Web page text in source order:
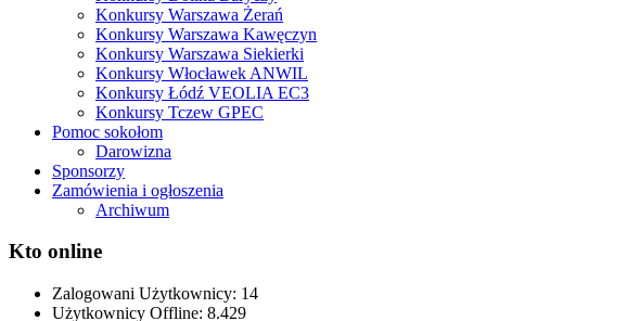
Konkursy Warszawa Żerań
Konkursy Warszawa Kawęczyn
Konkursy Warszawa Siekierki
Konkursy Włocławek ANWIL
Konkursy Łódź VEOLIA EC3
Konkursy Tczew GPEC
Pomoc sokołom
Darowizna
Sponsorzy
Zamówienia i ogłoszenia
Archiwum
Kto online
Zalogowani Użytkownicy: 14
Użytkownicy Offline: 8.429